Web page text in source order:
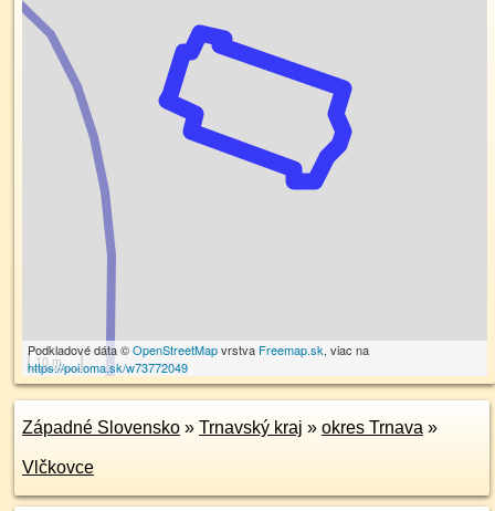
10 m
Podkladové dáta ©OpenStreetMapvrstva Freemap.sk, viac na
https://poi.oma.sk/w73772049
Západné Slovensko » Trnavský kraj » okres Trnava »
Vlčkovce